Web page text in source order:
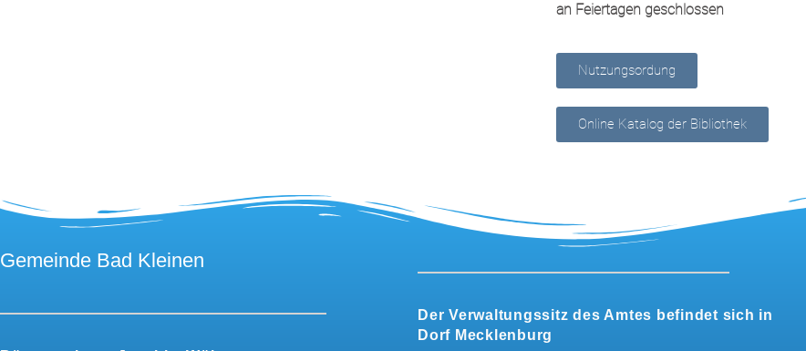
an Feiertagen geschlossen
Nutzungsordung
Online Katalog der Bibliothek
Gemeinde Bad Kleinen
Der Verwaltungssitz des Amtes befindet sich in
Dorf Mecklenburg